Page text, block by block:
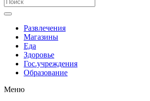
Развлечения
Магазины
Еда
Здоровье
Гос.учреждения
Образование
Меню